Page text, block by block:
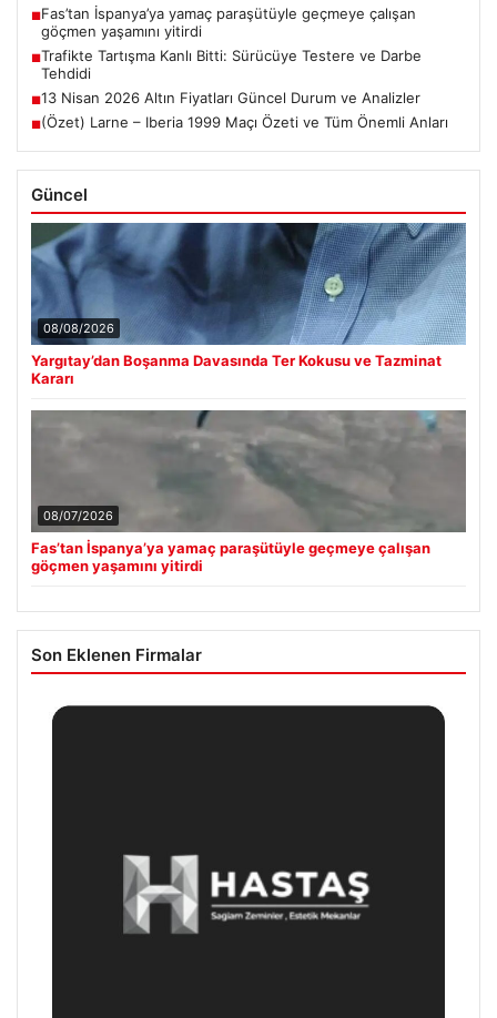
■Fas’tan İspanya’ya yamaç paraşütüyle geçmeye çalışan
göçmen yaşamını yitirdi
■Trafikte Tartışma Kanlı Bitti: Sürücüye Testere ve Darbe
Tehdidi
■13 Nisan 2026 Altın Fiyatları Güncel Durum ve Analizler
■(Özet) Larne – Iberia 1999 Maçı Özeti ve Tüm Önemli Anları
Güncel
08/08/2026
Yargıtay’dan Boşanma Davasında Ter Kokusu ve Tazminat
Kararı
08/07/2026
Fas’tan İspanya’ya yamaç paraşütüyle geçmeye çalışan
göçmen yaşamını yitirdi
Son Eklenen Firmalar